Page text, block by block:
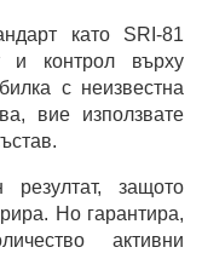
като SRI-81
и контрол върху
с неизвестна
вие използвате
резултат, защото
Но гарантира,
активни